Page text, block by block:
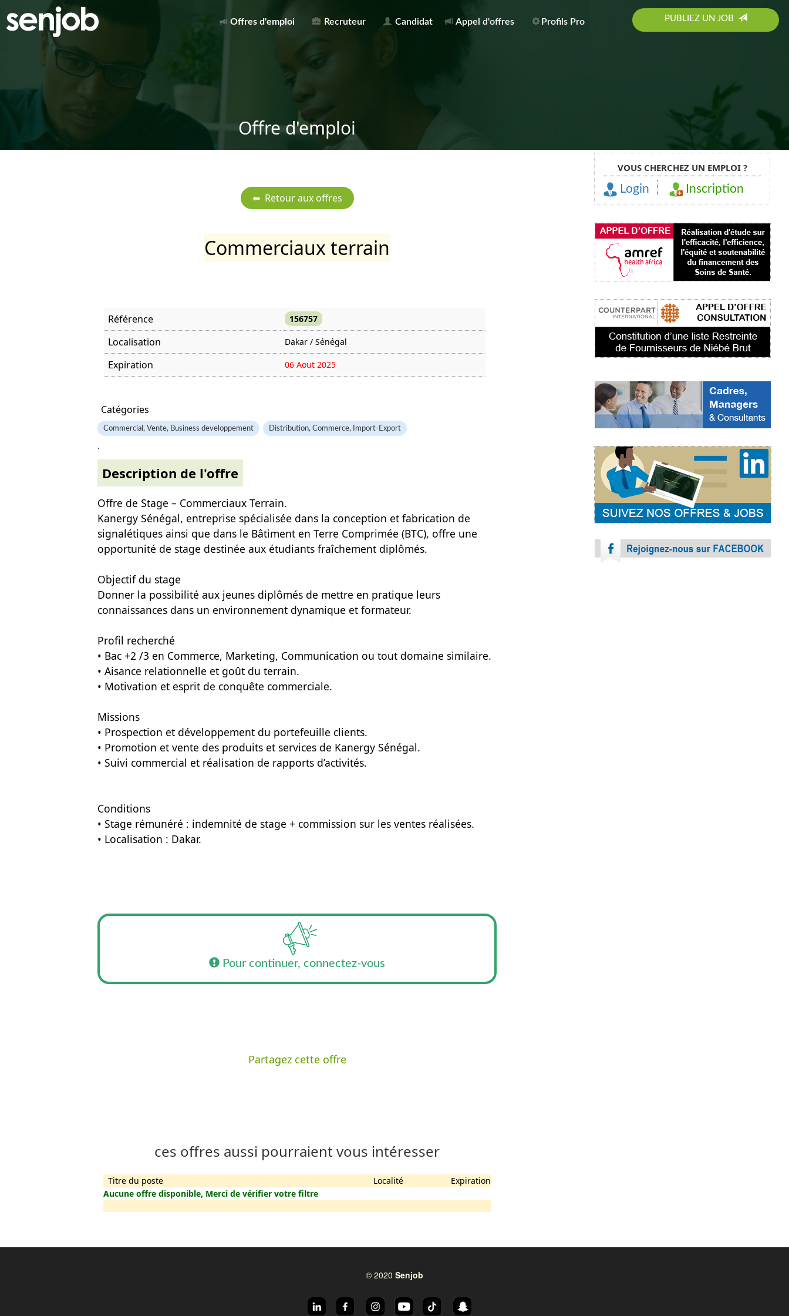
Offres d'emploi Recruteur Candidat Appel d'offres Profils Pro PUBLIEZ UN JOB
Offre d'emploi
Commerciaux terrain
Référence 156757
Localisation Dakar / Sénégal
Expiration 06 Aout 2025
Catégories
Commercial, Vente, Business developpement Distribution, Commerce, Import-Export
.
Description de l'offre
Offre de Stage – Commerciaux Terrain.
Kanergy Sénégal, entreprise spécialisée dans la conception et fabrication de
signalétiques ainsi que dans le Bâtiment en Terre Comprimée (BTC), offre une
opportunité de stage destinée aux étudiants fraîchement diplômés.
Objectif du stage
Donner la possibilité aux jeunes diplômés de mettre en pratique leurs
connaissances dans un environnement dynamique et formateur.
Profil recherché
• Bac +2 /3 en Commerce, Marketing, Communication ou tout domaine similaire.
• Aisance relationnelle et goût du terrain.
• Motivation et esprit de conquête commerciale.
Missions
• Prospection et développement du portefeuille clients.
• Promotion et vente des produits et services de Kanergy Sénégal.
• Suivi commercial et réalisation de rapports d’activités.
Conditions
• Stage rémunéré : indemnité de stage + commission sur les ventes réalisées.
• Localisation : Dakar.
Pour continuer, connectez-vous
Partagez cette offre
ces offres aussi pourraient vous intéresser
Titre du poste Localité
Expiration
Aucune offre disponible, Merci de vérifier votre filtre
VOUS CHERCHEZ UN EMPLOI ?
Login Inscription
© 2020 Senjob